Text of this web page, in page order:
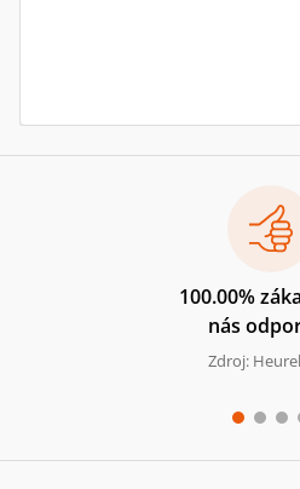
100.00%
nás
Zdroj: